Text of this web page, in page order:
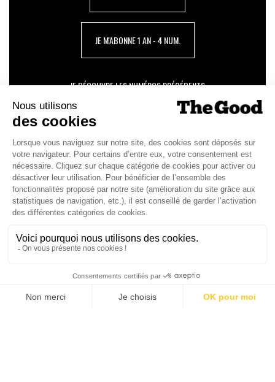
JE M'ABONNE 1 AN - 4 NUM.
JE DÉCOUVRE LES NUMÉROS PRÉCÉDENTS
Je suis déjà abonné(e) :
version digitale
SUIVEZ-NOUS